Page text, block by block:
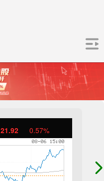
21.92 0.57%